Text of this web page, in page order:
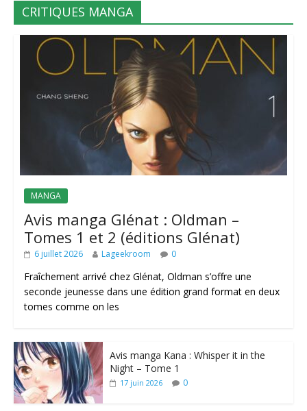
CRITIQUES MANGA
MANGA
Avis manga Glénat : Oldman –
Tomes 1 et 2 (éditions Glénat)
6 juillet 2026 Lageekroom 0
Fraîchement arrivé chez Glénat, Oldman s’offre une
seconde jeunesse dans une édition grand format en deux
tomes comme on les
Avis manga Kana : Whisper it in the
Night – Tome 1
17 juin 2026 0